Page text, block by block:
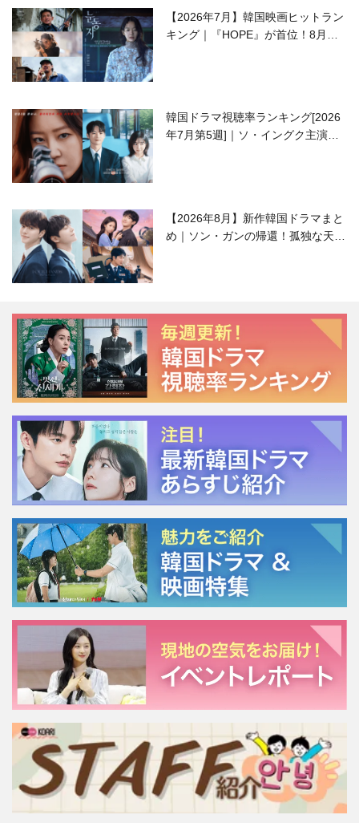
【2026年7月】韓国映画ヒットラン
キング｜『HOPE』が首位！8月公
韓国ドラマ視聴率ランキング[2026
年7月第5週]｜ソ・イングク主演の
【2026年8月】新作韓国ドラマまと
め｜ソン・ガンの帰還！孤独な天才